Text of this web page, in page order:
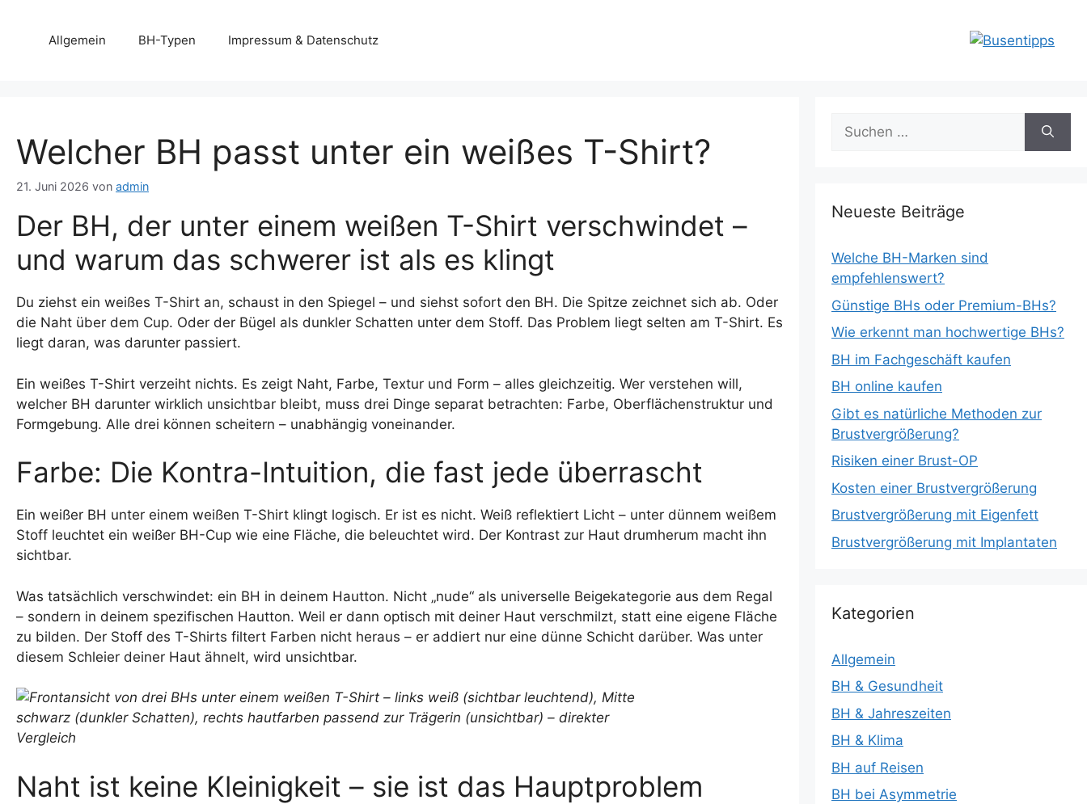
springen
Allgemein BH-Typen Impressum & Datenschutz
Welcher BH passt unter ein weißes T-Shirt?
21. Juni 2026 von admin
Der BH, der unter einem weißen T-Shirt verschwindet –
und warum das schwerer ist als es klingt
Du ziehst ein weißes T-Shirt an, schaust in den Spiegel – und siehst sofort den BH. Die Spitze zeichnet sich ab. Oder
die Naht über dem Cup. Oder der Bügel als dunkler Schatten unter dem Stoff. Das Problem liegt selten am T-Shirt. Es
liegt daran, was darunter passiert.
Ein weißes T-Shirt verzeiht nichts. Es zeigt Naht, Farbe, Textur und Form – alles gleichzeitig. Wer verstehen will,
welcher BH darunter wirklich unsichtbar bleibt, muss drei Dinge separat betrachten: Farbe, Oberflächenstruktur und
Formgebung. Alle drei können scheitern – unabhängig voneinander.
Farbe: Die Kontra-Intuition, die fast jede überrascht
Ein weißer BH unter einem weißen T-Shirt klingt logisch. Er ist es nicht. Weiß reflektiert Licht – unter dünnem weißem
Stoff leuchtet ein weißer BH-Cup wie eine Fläche, die beleuchtet wird. Der Kontrast zur Haut drumherum macht ihn
sichtbar.
Was tatsächlich verschwindet: ein BH in deinem Hautton. Nicht „nude“ als universelle Beigekategorie aus dem Regal
– sondern in deinem spezifischen Hautton. Weil er dann optisch mit deiner Haut verschmilzt, statt eine eigene Fläche
zu bilden. Der Stoff des T-Shirts filtert Farben nicht heraus – er addiert nur eine dünne Schicht darüber. Was unter
diesem Schleier deiner Haut ähnelt, wird unsichtbar.
Naht ist keine Kleinigkeit – sie ist das Hauptproblem
Suchen
nach:
Neueste Beiträge
Welche BH-Marken sind
empfehlenswert?
Günstige BHs oder Premium-BHs?
Wie erkennt man hochwertige BHs?
BH im Fachgeschäft kaufen
BH online kaufen
Gibt es natürliche Methoden zur
Brustvergrößerung?
Risiken einer Brust-OP
Kosten einer Brustvergrößerung
Brustvergrößerung mit Eigenfett
Brustvergrößerung mit Implantaten
Kategorien
Allgemein
BH & Gesundheit
BH & Jahreszeiten
BH & Klima
BH auf Reisen
BH bei Asymmetrie